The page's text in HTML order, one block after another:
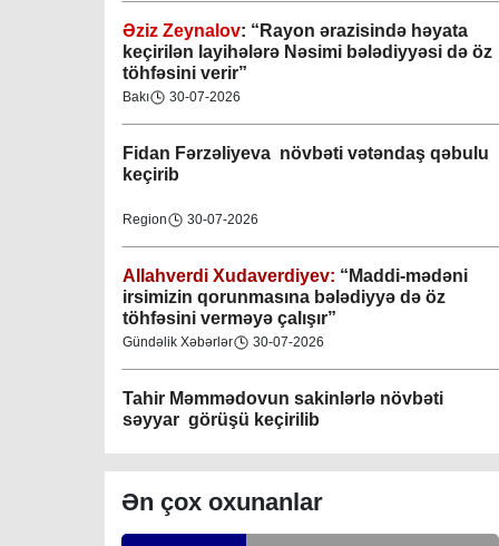
Əziz Zeynalov: “Rayon ərazisində həyata
keçirilən layihələrə Nəsimi bələdiyyəsi də öz
töhfəsini verir”
Bakı 30-07-2026
Fidan Fərzəliyeva növbəti vətəndaş qəbulu
keçirib
Region 30-07-2026
Allahverdi Xudaverdiyev: “Maddi-mədəni
irsimizin qorunmasına bələdiyyə də öz
töhfəsini verməyə çalışır”
Gündəlik Xəbərlər 30-07-2026
Tahir Məmmədovun sakinlərlə növbəti
səyyar görüşü keçirilib
Elşad Vəliyev:
təmin olunması və fövqəladə hallara operativ
Ən çox oxunanlar
Gəncə şəhəri Nizami bələdiyyəsi
08-04-2023
M.Ə.Rəsuzladə bələdiyyəsi
07-04-2023
Xətai bələdiyyəsi
07-04-2023
Mingəçevir bələdiyyəsi
06-04-2023
Nəsimi bələdiyyəsi
06-04-2023
Nərimanov bələdiyyəsi
06-04-2023